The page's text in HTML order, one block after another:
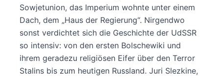
Sowjetunion, das Imperium wohnte unter einem
Dach, dem „Haus der Regierung“. Nirgendwo
sonst verdichtet sich die Geschichte der UdSSR
so intensiv: von den ersten Bolschewiki und
ihrem geradezu religiösen Eifer über den Terror
Stalins bis zum heutigen Russland. Juri Slezkine,